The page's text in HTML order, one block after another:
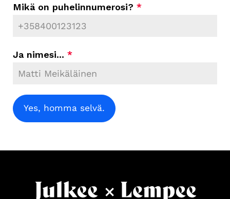
Mikä on puhelinnumerosi? *
Ja nimesi... *
Yes, homma selvä.